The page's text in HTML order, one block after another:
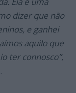
dizer que não
e ganhei
aquilo que
ter connosco”,